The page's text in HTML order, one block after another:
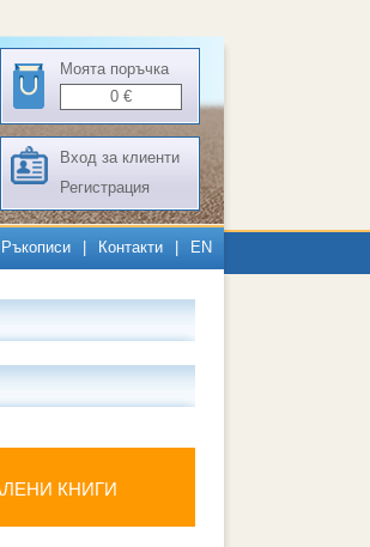
Моята поръчка
0 €
Вход за клиенти
Регистрация
Ръкописи Контакти EN
КНИГИ